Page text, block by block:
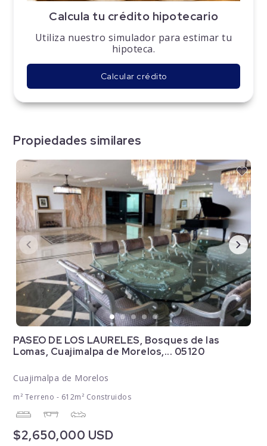
Calcula tu crédito hipotecario
Utiliza nuestro simulador para estimar tu
hipoteca.
Calcular crédito
Propiedades similares
PASEO DE LOS LAURELES, Bosques de las
Lomas, Cuajimalpa de Morelos,... 05120
Cuajimalpa de Morelos
m² Terreno - 612m² Construidos
$2,650,000 USD